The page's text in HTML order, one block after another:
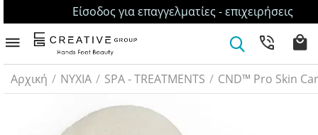
Είσοδος για επαγγελματίες - επιχειρήσεις
Αρχική / ΝΥΧΙΑ / SPA - TREATMENTS / CND™ Pro Skin